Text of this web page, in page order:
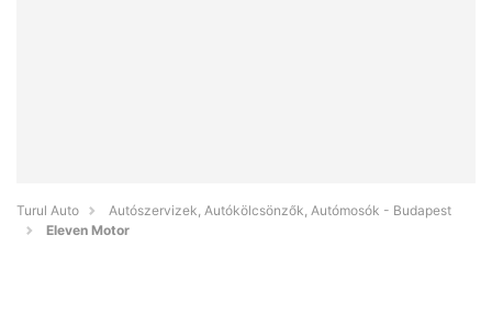
Turul Auto
Autószervizek, Autókölcsönzők, Autómosók - Budapest
Eleven Motor